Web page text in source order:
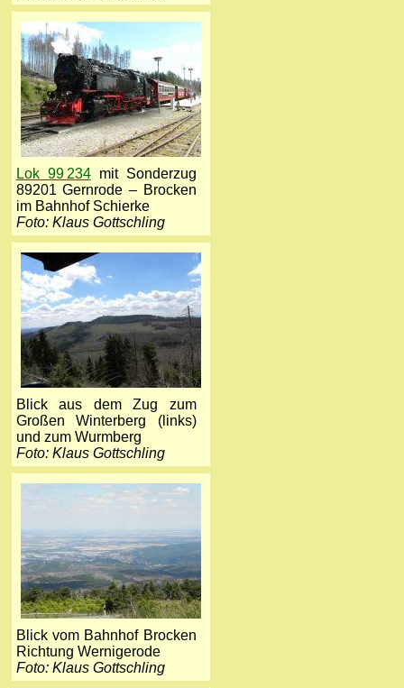
Lok 99 234mit Sonderzug
89201 Gernrode – Brocken
im Bahnhof Schierke
Foto: Klaus Gottschling
Blick aus dem Zug zum
Großen Winterberg (links)
und zum Wurmberg
Foto: Klaus Gottschling
Blick vom Bahnhof Brocken
Richtung Wernigerode
Foto: Klaus Gottschling